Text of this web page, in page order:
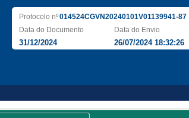
Protocolo nº014524CGVN20240101V01139941-87
Data do Documento
31/12/2024
Data do Envio
26/07/2024 18:32:26